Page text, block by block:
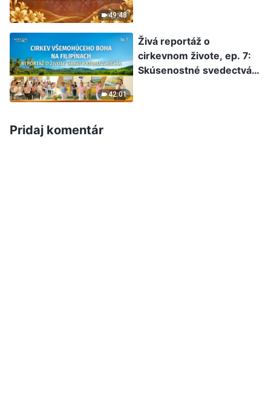
49:48
časť)
42:01
Živá reportáž o
cirkevnom živote, ep. 7:
Skúsenostné svedectvá
Pridaj komentár